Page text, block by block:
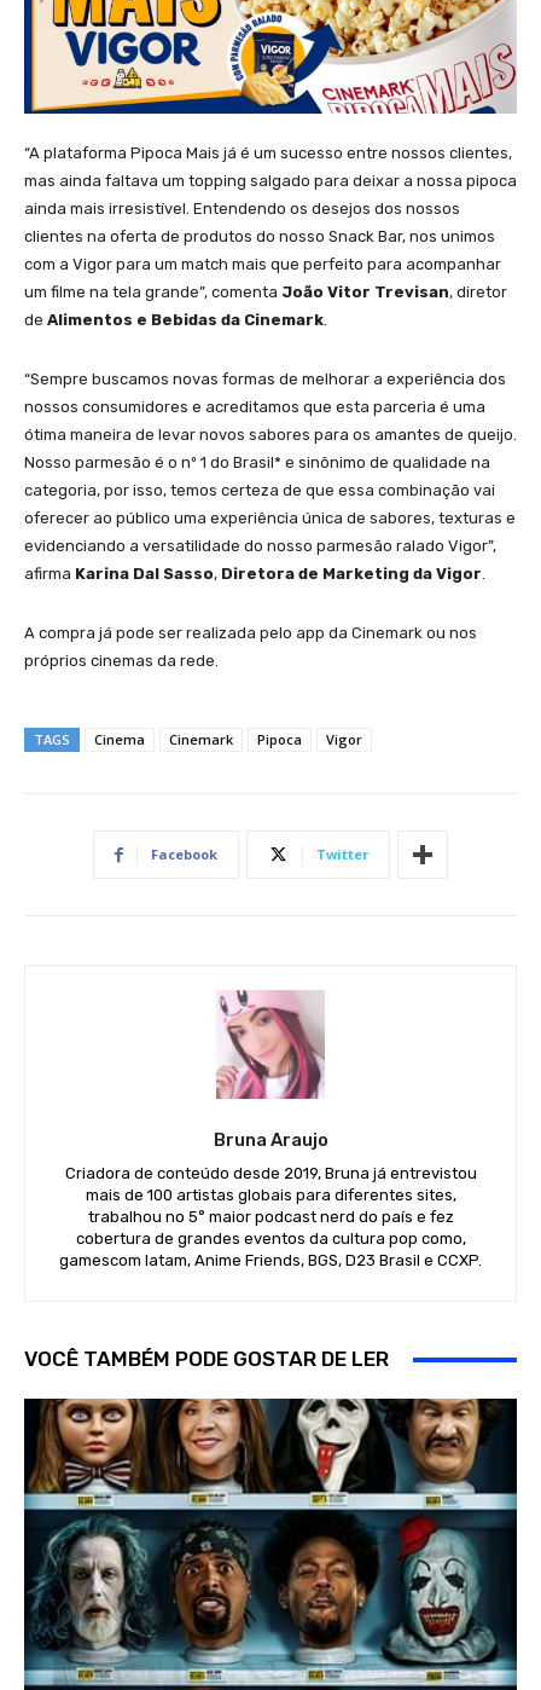
“A plataforma Pipoca Mais já é um sucesso entre nossos clientes,
mas ainda faltava um topping salgado para deixar a nossa pipoca
ainda mais irresistível. Entendendo os desejos dos nossos
clientes na oferta de produtos do nosso Snack Bar, nos unimos
com a Vigor para um match mais que perfeito para acompanhar
um filme na tela grande”, comenta João Vitor Trevisan, diretor
de Alimentos e Bebidas da Cinemark.
“Sempre buscamos novas formas de melhorar a experiência dos
nossos consumidores e acreditamos que esta parceria é uma
ótima maneira de levar novos sabores para os amantes de queijo.
Nosso parmesão é o nº 1 do Brasil* e sinônimo de qualidade na
categoria, por isso, temos certeza de que essa combinação vai
oferecer ao público uma experiência única de sabores, texturas e
evidenciando a versatilidade do nosso parmesão ralado Vigor”,
afirma Karina Dal Sasso, Diretora de Marketing da Vigor.
A compra já pode ser realizada pelo app da Cinemark ou nos
próprios cinemas da rede.
TAGS Cinema Cinemark Pipoca Vigor
Facebook Twitter
Bruna Araujo
Criadora de conteúdo desde 2019, Bruna já entrevistou
mais de 100 artistas globais para diferentes sites,
trabalhou no 5° maior podcast nerd do país e fez
cobertura de grandes eventos da cultura pop como,
gamescom latam, Anime Friends, BGS, D23 Brasil e CCXP.
VOCÊ TAMBÉM PODE GOSTAR DE LER